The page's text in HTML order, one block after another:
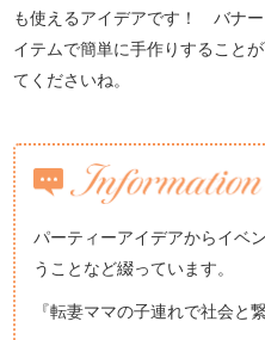
も使えるアイデアです！ バナ
イテムで簡単に手作りすること
てくださいね。
パーティーアイデアからイベ
うことなど綴っています。
『転妻ママの子連れで社会と